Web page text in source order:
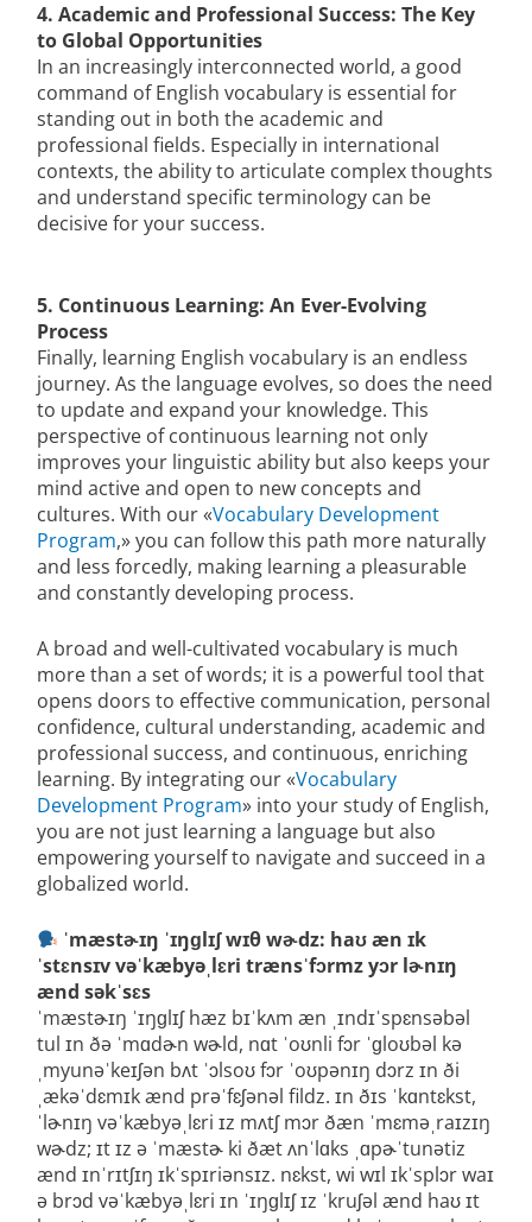
4. Academic and Professional Success: The Key
to Global Opportunities
In an increasingly interconnected world, a good
command of English vocabulary is essential for
standing out in both the academic and
professional fields. Especially in international
contexts, the ability to articulate complex thoughts
and understand specific terminology can be
decisive for your success.
5. Continuous Learning: An Ever-Evolving
Process
Finally, learning English vocabulary is an endless
journey. As the language evolves, so does the need
to update and expand your knowledge. This
perspective of continuous learning not only
improves your linguistic ability but also keeps your
mind active and open to new concepts and
cultures. With our «Vocabulary Development
Program,» you can follow this path more naturally
and less forcedly, making learning a pleasurable
and constantly developing process.
A broad and well-cultivated vocabulary is much
more than a set of words; it is a powerful tool that
opens doors to effective communication, personal
confidence, cultural understanding, academic and
professional success, and continuous, enriching
learning. By integrating our «Vocabulary
Development Program» into your study of English,
you are not just learning a language but also
empowering yourself to navigate and succeed in a
globalized world.
ˈmæstɚɪŋ ˈɪŋɡlɪʃ wɪθ wɚdz: haʊ æn ɪk
ˈstɛnsɪv vəˈkæbyəˌlɛri trænsˈfɔrmz yɔr lɚnɪŋ
ænd səkˈsɛs
ˈmæstɚɪŋ ˈɪŋɡlɪʃ hæz bɪˈkʌm æn ˌɪndɪˈspɛnsəbəl
tul ɪn ðə ˈmɑdɚn wɚld, nɑt ˈoʊnli fɔr ˈɡloʊbəl kə
ˌmyunəˈkeɪʃən bʌt ˈɔlsoʊ fɔr ˈoʊpənɪŋ dɔrz ɪn ði
ˌækəˈdɛmɪk ænd prəˈfɛʃənəl fildz. ɪn ðɪs ˈkɑntɛkst,
ˈlɚnɪŋ vəˈkæbyəˌlɛri ɪz mʌtʃ mɔr ðæn ˈmɛməˌraɪzɪŋ
wɚdz; ɪt ɪz ə ˈmæstɚ ki ðæt ʌnˈlɑks ˌɑpɚˈtunətiz
ænd ɪnˈrɪtʃɪŋ ɪkˈspɪriənsɪz. nɛkst, wi wɪl ɪkˈsplɔr waɪ
ə brɔd vəˈkæbyəˌlɛri ɪn ˈɪŋɡlɪʃ ɪz ˈkruʃəl ænd haʊ ɪt